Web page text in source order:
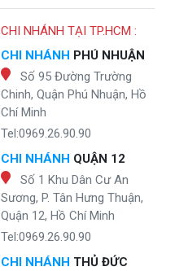
CHI NHÁNH TẠI TP.HCM :
CHI NHÁNH PHÚ NHUẬN
Số 95 Đường Trường
Chinh, Quận Phú Nhuận, Hồ
Chí Minh
Tel:0969.26.90.90
CHI NHÁNH QUẬN 12
Số 1 Khu Dân Cư An
Sương, P. Tân Hưng Thuận,
Quận 12, Hồ Chí Minh
Tel:0969.26.90.90
CHI NHÁNH THỦ ĐỨC